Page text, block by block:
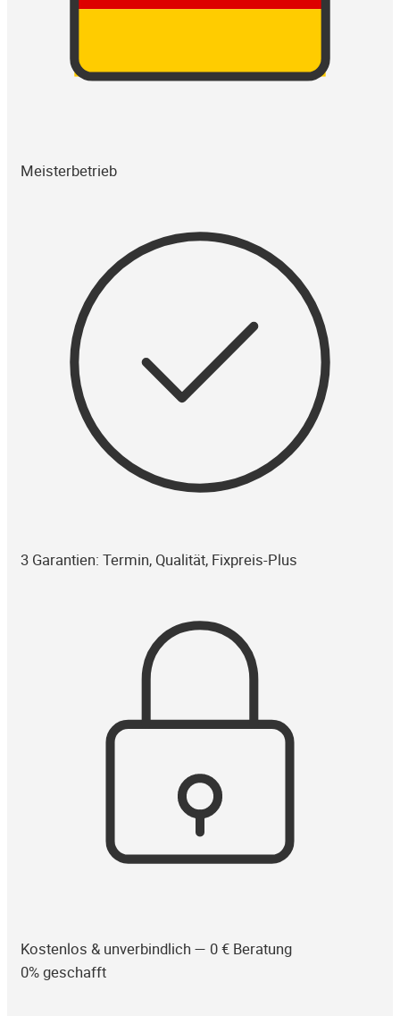
Meisterbetrieb
3 Garantien: Termin, Qualität, Fixpreis-Plus
Kostenlos & unverbindlich — 0 € Beratung
0% geschafft